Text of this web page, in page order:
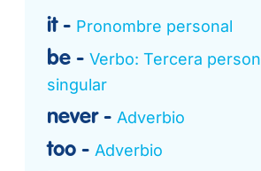
it Pronombre personal
be
Verbo: Tercera
singular
never Adverbio
too Adverbio